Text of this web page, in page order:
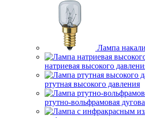
Лампа
натриевая высокого
ртутная высокого давления
ртутно-вольфрамовая